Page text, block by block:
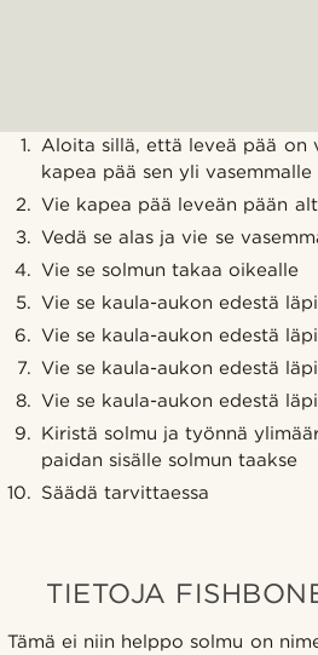
Aloita sillä, että leveä pää on
kapea pää sen yli vasemmalle
Vie kapea pää leveän pään
Vedä se alas ja vie se
Vie se solmun takaa oikealle
Vie se kaula-aukon edestä
Vie se kaula-aukon edestä
Vie se kaula-aukon edestä
Vie se kaula-aukon edestä
Kiristä solmu ja työnnä
paidan sisälle solmun taakse
Säädä tarvittaessa
TIETOJA
Tämä ei niin helppo solmu on